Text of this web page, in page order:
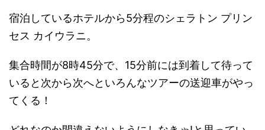
宿泊しているホテルから5分程のシェラトン プリン
セス カイウラニ。
集合時間が8時45分で、15分前には到着して待って
いると次から次へといろんなツアーの送迎車がやっ
てくる！